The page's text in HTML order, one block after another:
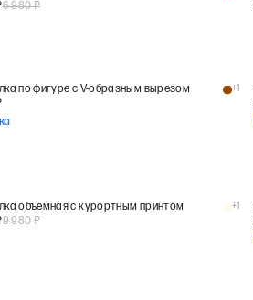
6 980₽
по фигуре с V-образным вырезом
+1
объемная с курортным принтом
9 980₽
+1